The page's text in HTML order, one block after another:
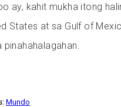
ay, kahit mukha itong
States at sa Gulf of
pinahahalagahan.
Mundo